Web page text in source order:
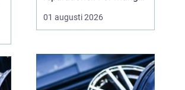
bilägare i Skåne handlar
valet av verkstad om
säkra resor året runt och
ett rimligt bilägande över
tid. När servicen sköts i
01 augusti 2026